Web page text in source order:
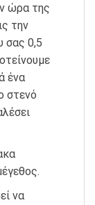
ώρα της
την
σας 0,5
ένα
στενό
να